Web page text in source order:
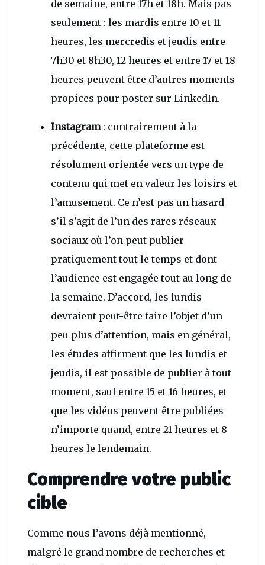
de semaine, entre 17h et 18h. Mais pas
seulement : les mardis entre 10 et 11
heures, les mercredis et jeudis entre
7h30 et 8h30, 12 heures et entre 17 et 18
heures peuvent être d’autres moments
propices pour poster sur LinkedIn.
Instagram : contrairement à la
précédente, cette plateforme est
résolument orientée vers un type de
contenu qui met en valeur les loisirs et
l’amusement. Ce n’est pas un hasard
s’il s’agit de l’un des rares réseaux
sociaux où l’on peut publier
pratiquement tout le temps et dont
l’audience est engagée tout au long de
la semaine. D’accord, les lundis
devraient peut-être faire l’objet d’un
peu plus d’attention, mais en général,
les études affirment que les lundis et
jeudis, il est possible de publier à tout
moment, sauf entre 15 et 16 heures, et
que les vidéos peuvent être publiées
n’importe quand, entre 21 heures et 8
heures le lendemain.
Comprendre votre public
cible
Comme nous l’avons déjà mentionné,
malgré le grand nombre de recherches et